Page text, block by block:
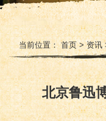
当前位置：首页>资讯
北京鲁迅